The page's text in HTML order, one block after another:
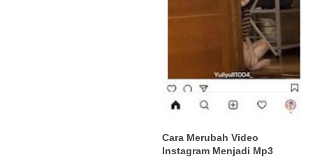
Cara Merubah Video
Instagram Menjadi Mp3